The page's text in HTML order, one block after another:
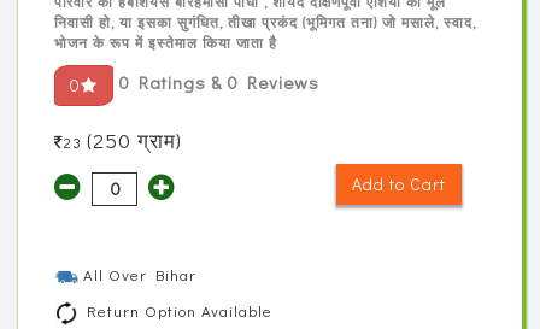
Sign
Login
निवासी हो, या इसका सुगंधित, तीखा प्रकंद (भूमिगत तना) जो मसाले, स्वाद,
भोजन के रूप में इस्तेमाल किया जाता है
0 0 Ratings & 0 Reviews
23 (250 ग्राम)
Add to Cart
All Over Bihar
Return Option Available